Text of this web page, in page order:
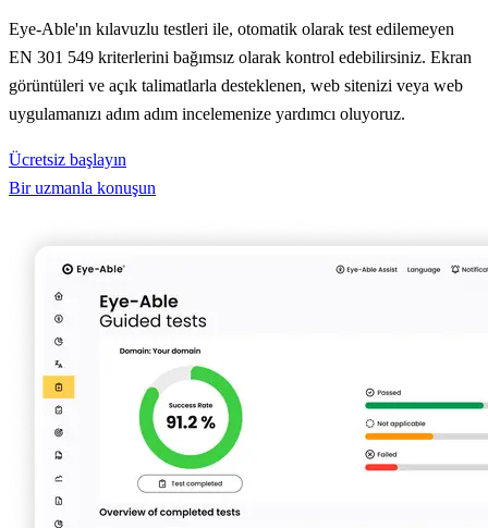
Eye-Able'ın kılavuzlu testleri ile, otomatik olarak test edilemeyen
EN 301 549 kriterlerini bağımsız olarak kontrol edebilirsiniz. Ekran
görüntüleri ve açık talimatlarla desteklenen, web sitenizi veya web
uygulamanızı adım adım incelemenize yardımcı oluyoruz.
Ücretsiz başlayın
Bir uzmanla konuşun